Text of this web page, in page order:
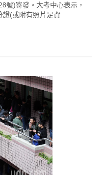
號)寄發。大考中心表示，
證(或附有照片足資